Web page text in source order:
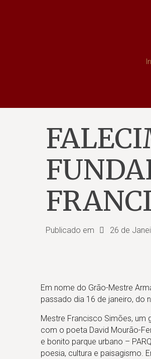
Publicado em 26 de
Em nome do Grão-Mestre
passado dia 16 de janeiro, do
Mestre Francisco Simões, um
com o poeta David Mourão-
e bonito parque urbano –
poesia, cultura e paisagismo.